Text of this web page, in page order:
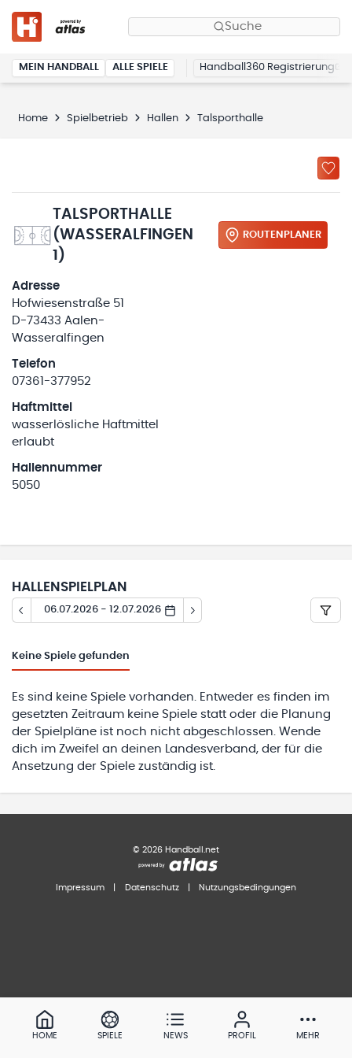
Suche
MEIN HANDBALL ALLE SPIELE Handball360 Registrierung
Home Spielbetrieb Hallen Talsporthalle
TALSPORTHALLE
(WASSERALFINGEN
1)
ROUTENPLANER
Adresse
Hofwiesenstraße 51
D-73433 Aalen-
Wasseralfingen
Telefon
07361-377952
Haftmittel
wasserlösliche Haftmittel
erlaubt
Hallennummer
5050
HALLENSPIELPLAN
06.07.2026 - 12.07.2026
Keine Spiele gefunden
Es sind keine Spiele vorhanden. Entweder es finden im
gesetzten Zeitraum keine Spiele statt oder die Planung
der Spielpläne ist noch nicht abgeschlossen. Wende
dich im Zweifel an deinen Landesverband, der für die
Ansetzung der Spiele zuständig ist.
© 2026 Handball.net
Impressum Datenschutz Nutzungsbedingungen
HOME SPIELE NEWS PROFIL MEHR